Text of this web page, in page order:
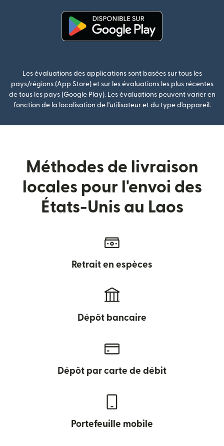
Les évaluations des applications sont basées sur tous les
pays/régions (App Store) et sur les évaluations les plus récentes
de tous les pays (Google Play). Les évaluations peuvent varier en
fonction de la localisation de l'utilisateur et du type d'appareil.
Méthodes de livraison
locales pour l'envoi des
États-Unis au Laos
Retrait en espèces
Dépôt bancaire
Dépôt par carte de débit
Portefeuille mobile